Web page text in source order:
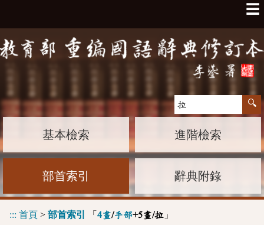
☰
基本檢索 進階檢索
部首索引 辭典附錄
::: 首頁 > 部首索引 「 4畫/手部+5畫/拉 」